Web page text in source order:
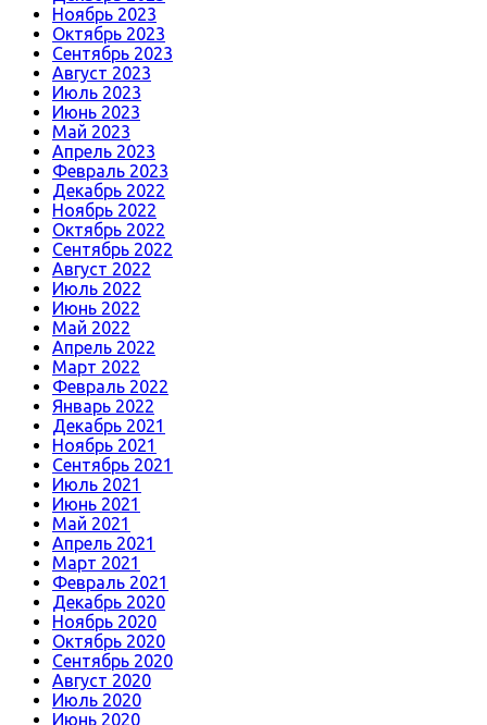
Ноябрь 2023
Октябрь 2023
Сентябрь 2023
Август 2023
Июль 2023
Июнь 2023
Май 2023
Апрель 2023
Февраль 2023
Декабрь 2022
Ноябрь 2022
Октябрь 2022
Сентябрь 2022
Август 2022
Июль 2022
Июнь 2022
Май 2022
Апрель 2022
Март 2022
Февраль 2022
Январь 2022
Декабрь 2021
Ноябрь 2021
Сентябрь 2021
Июль 2021
Июнь 2021
Май 2021
Апрель 2021
Март 2021
Февраль 2021
Декабрь 2020
Ноябрь 2020
Октябрь 2020
Сентябрь 2020
Август 2020
Июль 2020
Июнь 2020